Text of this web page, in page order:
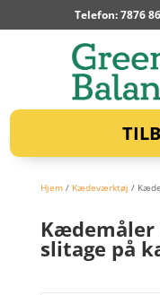
Telefon: 7876
Hjem/ Kædeværktøj /
Kædemåler
slitage på